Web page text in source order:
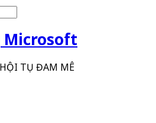
Microsoft
TỤ ĐAM MÊ